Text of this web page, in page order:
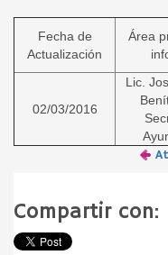
Fecha de
Actualización
Área
02/03/2016
Lic.
Compartir con: